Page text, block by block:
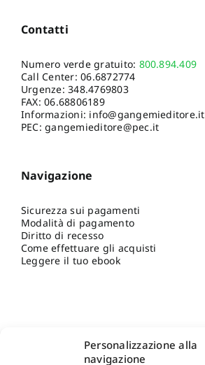
Personalizzazione alla
navigazione
Contatti
Numero verde gratuito: 800.894.409
Call Center:06.6872774
Urgenze:348.4769803
FAX: 06.68806189
Informazioni: info@gangemieditore.it
PEC: gangemieditore@pec.it
Navigazione
Sicurezza sui pagamenti
Modalità di pagamento
Diritto di recesso
Come effettuare gli acquisti
Leggere il tuo ebook